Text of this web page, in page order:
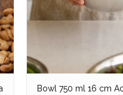
Bowl 750 ml 16 cm